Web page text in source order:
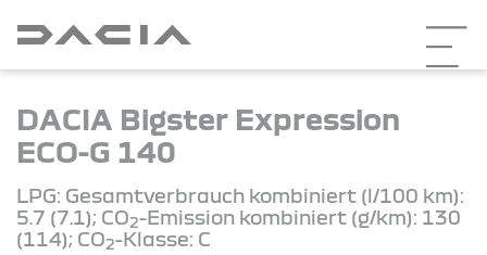
DACIA Bigster Expression
ECO-G 140
LPG: Gesamtverbrauch kombiniert (l/100 km):
5.7 (7.1); CO2-Emission kombiniert (g/km): 130
(114); CO2-Klasse: C